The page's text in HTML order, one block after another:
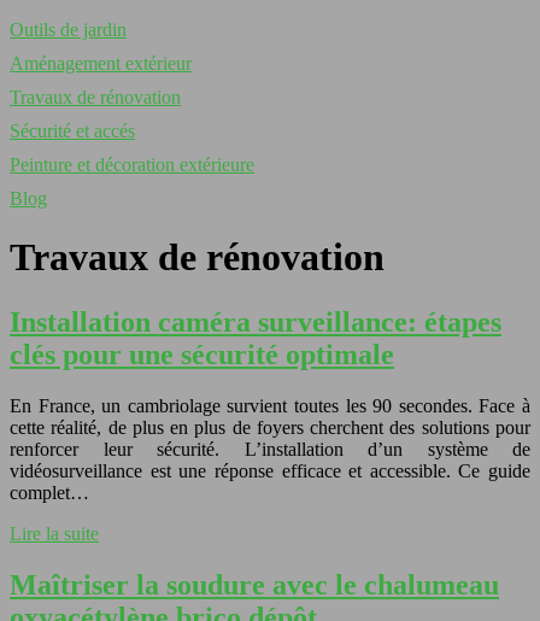
Outils de jardin
Aménagement extérieur
Travaux de rénovation
Sécurité et accés
Peinture et décoration extérieure
Blog
Travaux de rénovation
Installation caméra surveillance: étapes
clés pour une sécurité optimale
En France, un cambriolage survient toutes les 90 secondes. Face à
cette réalité, de plus en plus de foyers cherchent des solutions pour
renforcer leur sécurité. L’installation d’un système de
vidéosurveillance est une réponse efficace et accessible. Ce guide
complet…
Lire la suite
Maîtriser la soudure avec le chalumeau